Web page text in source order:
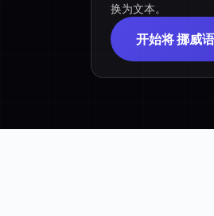
换为文本。
开始将 挪威